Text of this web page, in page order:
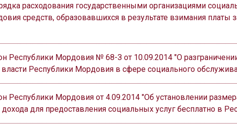
расходования государственными организациями
средств, образовавшихся в результате взимания платы
Республики Мордовия № 68-З от 10.09.2014 "О
власти Республики Мордовия в сфере социального
Республики Мордовия от 4.09.2014 "Об установлении
для предоставления социальных услуг бесплатно в